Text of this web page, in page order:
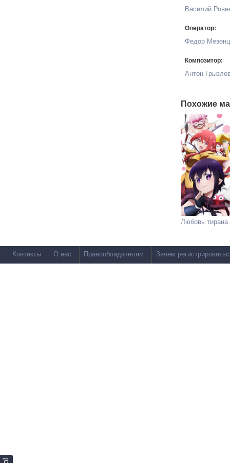
Василий
Оператор:
Федор
Композитор:
Антон
Похожие
Любовь тирана
Контакты О нас Правообладателям Зачем